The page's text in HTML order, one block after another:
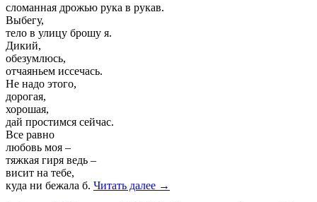
сломанная дрожью рука в рукав.
Выбегу,
тело в улицу брошу я.
Дикий,
обезумлюсь,
отчаяньем иссечась.
Не надо этого,
дорогая,
хорошая,
дай простимся сейчас.
Все равно
любовь моя –
тяжкая гиря ведь –
висит на тебе,
куда ни бежала б. Читать далее →